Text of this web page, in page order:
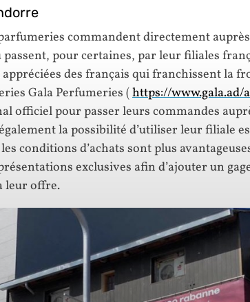
commandent directement
pour certaines, par leur filiales
des français qui franchissent la
Gala Perfumeries (https://
officiel pour passer leurs commandes
la possibilité d’utiliser leur filiale
conditions d’achats sont plus
exclusives afin d’ajouter un
leur offre.